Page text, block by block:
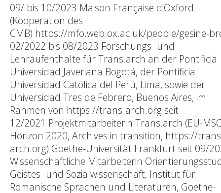
09/ bis 10/2023 Maison Française d’Oxford
(Kooperation des
CMB) https://mfo.web.ox.ac.uk/people/gesine-
02/2022 bis 08/2023 Forschungs- und
Lehraufenthalte für Trans.arch an der Pontificia
Universidad Javeriana Bogotá, der Pontificia
Universidad Católica del Perú, Lima, sowie der
Universidad Tres de Febrero, Buenos Aires, im
Rahmen von https://trans-arch.org seit
12/2021 Projektmitarbeiterin Trans.arch (EU-
Horizon 2020, Archives in transition, https://
arch.org) Goethe-Universität Frankfurt seit 09/
Wissenschaftliche Mitarbeiterin
Geistes- und Sozialwissenschaft, Institut für
Romanische Sprachen und Literaturen, Goethe-